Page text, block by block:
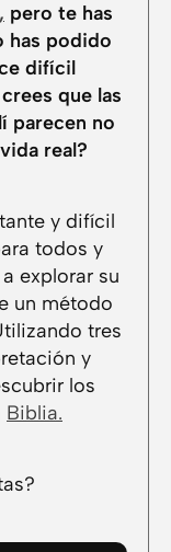
pero te has
has podido
difícil
que las
parecen no
real?
y difícil
todos y
explorar su
un método
tres
y
los
Biblia.